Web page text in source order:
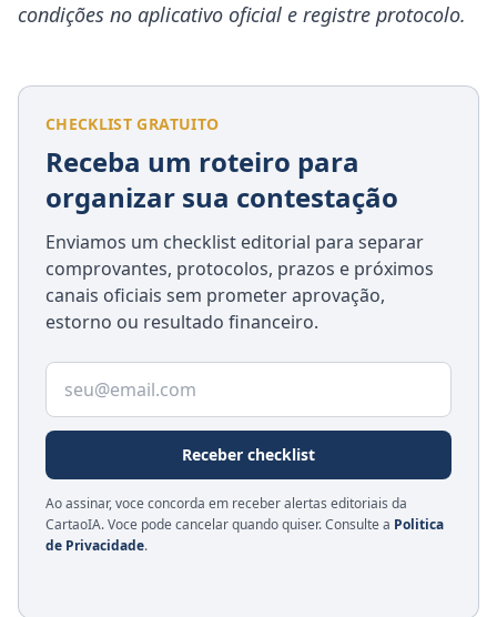
condições no aplicativo oficial e registre protocolo.
CHECKLIST GRATUITO
Receba um roteiro para
organizar sua contestação
Enviamos um checklist editorial para separar
comprovantes, protocolos, prazos e próximos
canais oficiais sem prometer aprovação,
estorno ou resultado financeiro.
E-mail para receber o checklist
Receber checklist
Ao assinar, voce concorda em receber alertas editoriais da
CartaoIA. Voce pode cancelar quando quiser. Consulte a Politica
de Privacidade.